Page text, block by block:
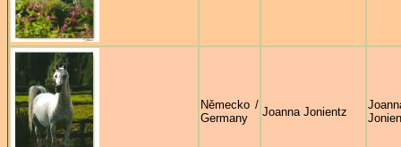
Německo /
Germany
Joanna Jonientz